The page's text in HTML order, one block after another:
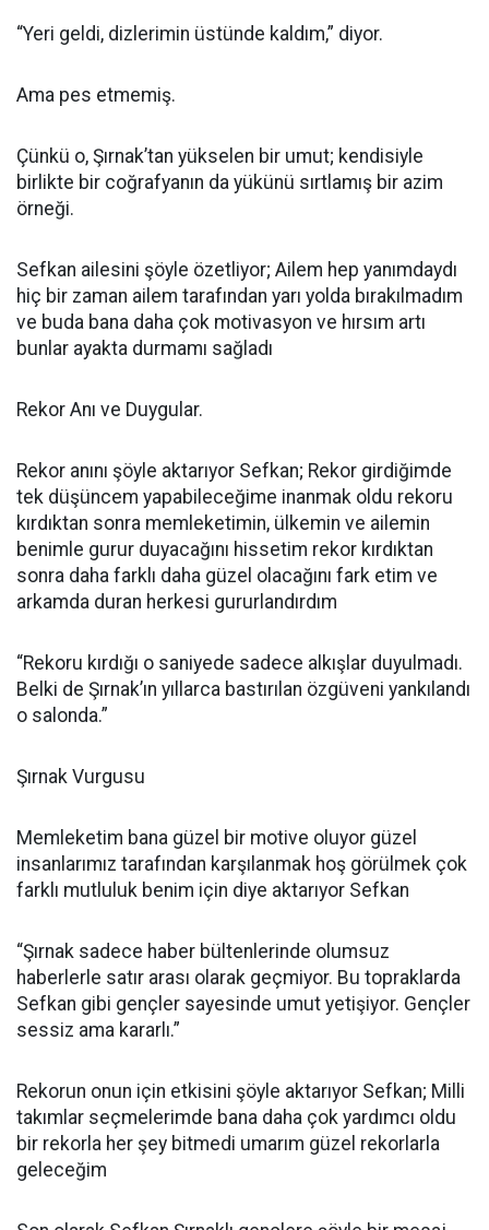
“Yeri geldi, dizlerimin üstünde kaldım,” diyor.
Ama pes etmemiş.
Çünkü o, Şırnak’tan yükselen bir umut; kendisiyle
birlikte bir coğrafyanın da yükünü sırtlamış bir azim
örneği.
Sefkan ailesini şöyle özetliyor; Ailem hep yanımdaydı
hiç bir zaman ailem tarafından yarı yolda bırakılmadım
ve buda bana daha çok motivasyon ve hırsım artı
bunlar ayakta durmamı sağladı
Rekor Anı ve Duygular.
Rekor anını şöyle aktarıyor Sefkan; Rekor girdiğimde
tek düşüncem yapabileceğime inanmak oldu rekoru
kırdıktan sonra memleketimin, ülkemin ve ailemin
benimle gurur duyacağını hissetim rekor kırdıktan
sonra daha farklı daha güzel olacağını fark etim ve
arkamda duran herkesi gururlandırdım
“Rekoru kırdığı o saniyede sadece alkışlar duyulmadı.
Belki de Şırnak’ın yıllarca bastırılan özgüveni yankılandı
o salonda.”
Şırnak Vurgusu
Memleketim bana güzel bir motive oluyor güzel
insanlarımız tarafından karşılanmak hoş görülmek çok
farklı mutluluk benim için diye aktarıyor Sefkan
“Şırnak sadece haber bültenlerinde olumsuz
haberlerle satır arası olarak geçmiyor. Bu topraklarda
Sefkan gibi gençler sayesinde umut yetişiyor. Gençler
sessiz ama kararlı.”
Rekorun onun için etkisini şöyle aktarıyor Sefkan; Milli
takımlar seçmelerimde bana daha çok yardımcı oldu
bir rekorla her şey bitmedi umarım güzel rekorlarla
geleceğim